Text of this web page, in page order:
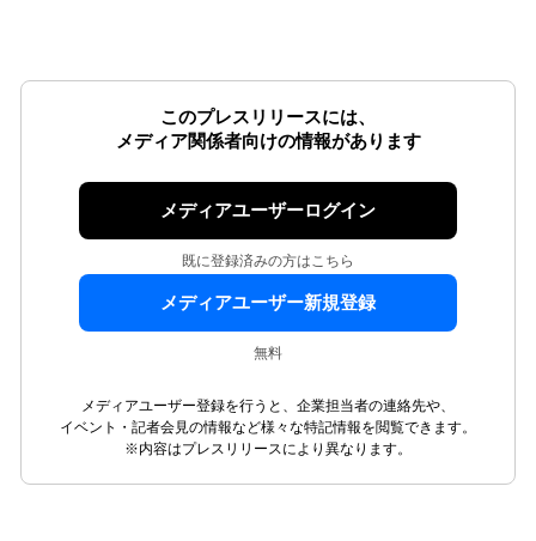
このプレスリリースには、
メディア関係者向けの情報があります
メディアユーザーログイン
既に登録済みの方はこちら
メディアユーザー新規登録
無料
メディアユーザー登録を行うと、企業担当者の連絡先や、
イベント・記者会見の情報など様々な特記情報を閲覧できます。
※内容はプレスリリースにより異なります。